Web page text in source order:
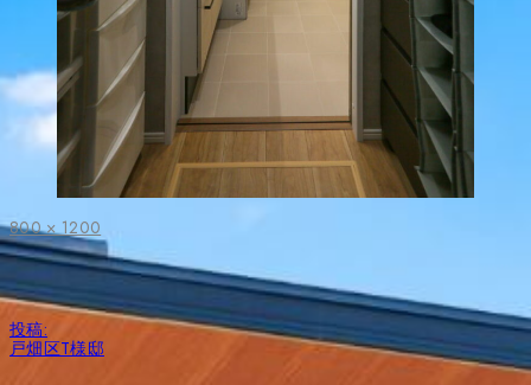
フ
ル
サ
イ
ズ
800 × 1200
投
稿
ナ
投稿:
戸畑区T様邸